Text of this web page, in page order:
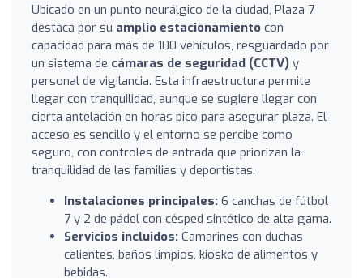
Ubicado en un punto neurálgico de la ciudad, Plaza 7
destaca por su amplio estacionamiento con
capacidad para más de 100 vehículos, resguardado por
un sistema de cámaras de seguridad (CCTV) y
personal de vigilancia. Esta infraestructura permite
llegar con tranquilidad, aunque se sugiere llegar con
cierta antelación en horas pico para asegurar plaza. El
acceso es sencillo y el entorno se percibe como
seguro, con controles de entrada que priorizan la
tranquilidad de las familias y deportistas.
Instalaciones principales: 6 canchas de fútbol
7 y 2 de pádel con césped sintético de alta gama.
Servicios incluidos: Camarines con duchas
calientes, baños limpios, kiosko de alimentos y
bebidas.